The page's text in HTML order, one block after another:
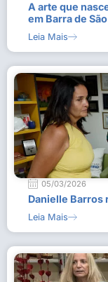
A arte que
em Barra de
Leia Mais
05/03/2026
Danielle Barros
Leia Mais